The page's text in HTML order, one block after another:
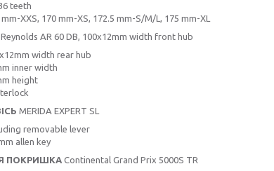
teeth
mm-XXS, 170 mm-XS, 172.5 mm-S/M/L, 175 mm-XL
Reynolds AR 60 DB, 100x12mm width front hub
width rear hub
inner width
height
MERIDA EXPERT SL
removable lever
allen key
ПОКРИШКА Continental Grand Prix 5000S TR